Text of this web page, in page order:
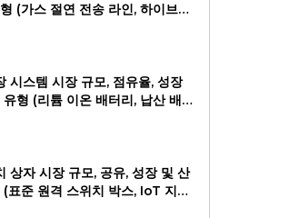
(가스 절연 전송 라인, 하이브리
(해외 풍력 발전 단지, 도시 전
전송, 산업 응용 분야), 최종 사용
지역 분석, 2024-2031
시스템 시장 규모, 점유율, 성장
형 (리튬 이온 배터리, 납산 배터
륨-설파 배터리, 펌핑 수력 저장,
용 프로그램 (재생 가능한 에너지
석 및 지역 분석, 상업 및 지역 분
지 저장 및 2024-2031
상자 시장 규모, 공유, 성장 및 산
표준 원격 스위치 박스, IoT 지원
마트 스위치 상자), 애플리케이